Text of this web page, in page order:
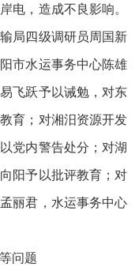
电，造成不良影响。
局四级调研员周国新
市水运事务中心陈雄
飞跃予以诫勉，对东
育；对湘汨资源开发
党内警告处分；对湖
阳予以批评教育；对
丽君，水运事务中心
问题